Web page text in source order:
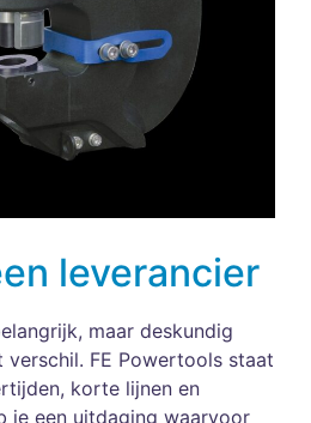
leverancier
maar deskundig
FE Powertools staat
korte lijnen en
je een uitdaging waarvoor